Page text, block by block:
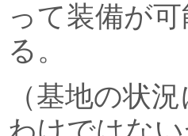
って装備が
る。
（基地の状